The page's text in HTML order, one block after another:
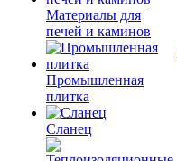
Материалы для
печей и каминов
Промышленная
плитка
Сланец